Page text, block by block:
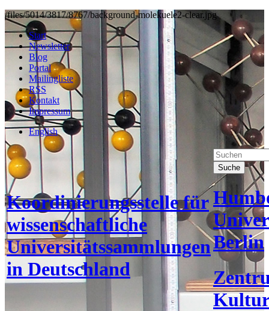
/files/5014/3817/8767/background-molekuele2-clear.jpg
Start
Newsletter
Blog
Portal
Mailingliste
RSS
Kontakt
Impressum
English
Koordinierungsstelle für
wissenschaftliche
Universitätssammlungen
in Deutschland
Suche
Berlin